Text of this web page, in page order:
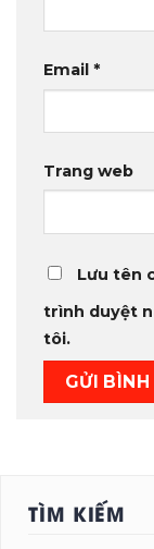
Email *
Trang web
Lưu tên
trình duyệt
tôi.
TÌM KIẾM